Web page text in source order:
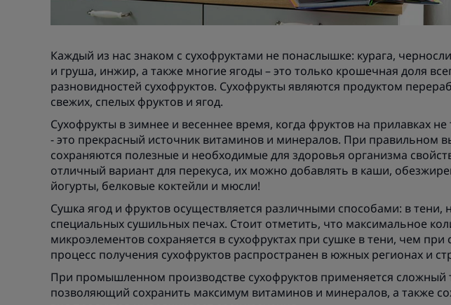
Каждый из нас знаком с сухофруктами не понаслышке: курага,
и груша, инжир, а также многие ягоды – это только крошечная доля
разновидностей сухофруктов. Сухофрукты являются продуктом
свежих, спелых фруктов и ягод.
Сухофрукты в зимнее и весеннее время, когда фруктов на прилавках
- это прекрасный источник витаминов и минералов. При правильном
сохраняются полезные и необходимые для здоровья организма
отличный вариант для перекуса, их можно добавлять в каши,
йогурты, белковые коктейли и мюсли!
Сушка ягод и фруктов осуществляется различными способами: в тени,
специальных сушильных печах. Стоит отметить, что максимальное
микроэлементов сохраняется в сухофруктах при сушке в тени, чем при
процесс получения сухофруктов распространен в южных регионах и
При промышленном производстве сухофруктов применяется сложный
позволяющий сохранить максимум витаминов и минералов, а также